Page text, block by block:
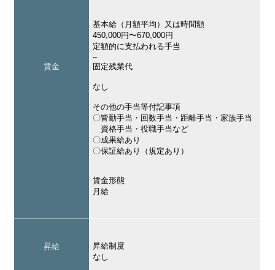
賃金
基本給（月額平均）又は時間額
450,000円〜670,000円
定額的に支払われる手当
–
固定残業代
なし
その他の手当等付記事項
〇皆勤手当・回数手当・距離手当・家族手当
資格手当・役職手当など
〇成果給あり
〇保証給あり（規定あり）
賃金形態
月給
昇給
昇給制度
なし